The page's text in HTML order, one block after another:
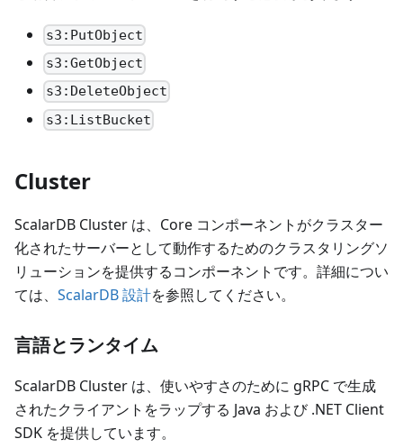
s3:PutObject
s3:GetObject
s3:DeleteObject
s3:ListBucket
Cluster
ScalarDB Cluster は、Core コンポーネントがクラスター
化されたサーバーとして動作するためのクラスタリングソ
リューションを提供するコンポーネントです。詳細につい
ては、 ScalarDB 設計を参照してください。
言語とランタイム
ScalarDB Cluster は、使いやすさのために gRPC で生成
されたクライアントをラップする Java および .NET Client
SDK を提供しています。